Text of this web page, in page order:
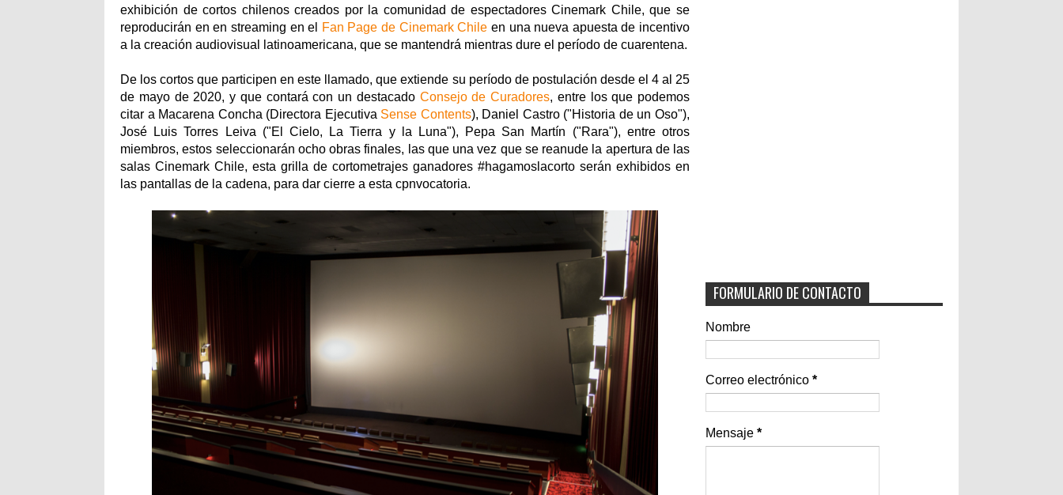
exhibición de cortos chilenos creados por la comunidad de espectadores Cinemark Chile, que se
reproducirán en en streaming en el
Fan Page de Cinemark Chile en una nueva apuesta de incentivo
a la creación audiovisual latinoamericana, que se mantendrá mientras dure el período de cuarentena.
De los cortos que participen en este llamado, que extiende su período de postulación desde el 4 al 25
de mayo de 2020, y que contará con un destacado Consejo de Curadores, entre los que podemos
citar a Macarena Concha (Directora Ejecutiva Sense Contents), Daniel Castro ("Historia de un Oso"),
José Luis Torres Leiva ("El Cielo, La Tierra y la Luna"), Pepa San Martín ("Rara"), entre otros
miembros, estos seleccionarán ocho obras finales, las que una vez que se reanude la apertura de las
salas Cinemark Chile, esta grilla de cortometrajes ganadores #hagamoslacorto serán exhibidos en
las pantallas de la cadena, para dar cierre a esta cpnvocatoria.
FORMULARIO DE CONTACTO
Nombre
Correo electrónico *
Mensaje *